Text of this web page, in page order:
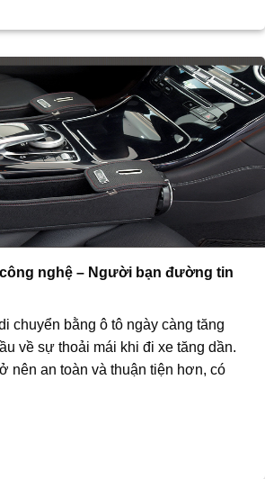
nghệ – Người bạn đường tin
chuyển bằng ô tô ngày càng tăng
về sự thoải mái khi đi xe tăng dần.
nên an toàn và thuận tiện hơn, có